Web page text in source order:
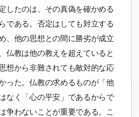
したのは、その真偽を確かめる
である。否定はしても対立する
、他の思想との間に勝劣が成立
仏教は他の教えを超えていると
想から非難されても敵対的な応
った。仏教の求めるものが「他
なく「心の平安」であるからで
争わないことが重要である。こ